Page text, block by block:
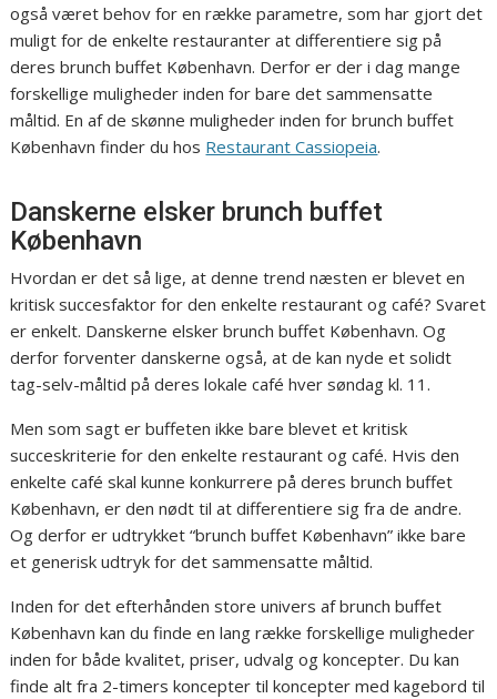
også været behov for en række parametre, som har gjort det
muligt for de enkelte restauranter at differentiere sig på
deres brunch buffet København. Derfor er der i dag mange
forskellige muligheder inden for bare det sammensatte
måltid. En af de skønne muligheder inden for brunch buffet
København finder du hos Restaurant Cassiopeia.
Danskerne elsker brunch buffet
København
Hvordan er det så lige, at denne trend næsten er blevet en
kritisk succesfaktor for den enkelte restaurant og café? Svaret
er enkelt. Danskerne elsker brunch buffet København. Og
derfor forventer danskerne også, at de kan nyde et solidt
tag-selv-måltid på deres lokale café hver søndag kl. 11.
Men som sagt er buffeten ikke bare blevet et kritisk
succeskriterie for den enkelte restaurant og café. Hvis den
enkelte café skal kunne konkurrere på deres brunch buffet
København, er den nødt til at differentiere sig fra de andre.
Og derfor er udtrykket “brunch buffet København” ikke bare
et generisk udtryk for det sammensatte måltid.
Inden for det efterhånden store univers af brunch buffet
København kan du finde en lang række forskellige muligheder
inden for både kvalitet, priser, udvalg og koncepter. Du kan
finde alt fra 2-timers koncepter til koncepter med kagebord til